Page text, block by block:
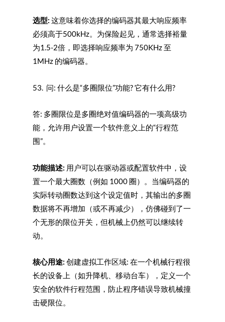
选型: 这意味着你选择的编码器其最大响应频率
必须高于500kHz。为保险起见，通常选择裕量
为1.5-2倍，即选择响应频率为 750KHz 至
1MHz 的编码器。
53. 问: 什么是“多圈限位”功能? 它有什么用?
答: 多圈限位是多圈绝对值编码器的一项高级功
能，允许用户设置一个软件意义上的“行程范
围”。
功能描述: 用户可以在驱动器或配置软件中，设
置一个最大圈数（例如 1000 圈）。当编码器的
实际转动圈数达到这个设定值时，其输出的多圈
数据将不再增加（或不再减少），仿佛碰到了一
个无形的限位开关，但机械上仍然可以继续转
动。
核心用途: 创建虚拟工作区域: 在一个机械行程很
长的设备上（如升降机、移动台车），定义一个
安全的软件行程范围，防止程序错误导致机械撞
击硬限位。